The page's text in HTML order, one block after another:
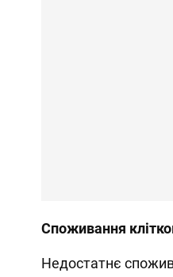
Споживання
Недостатнє